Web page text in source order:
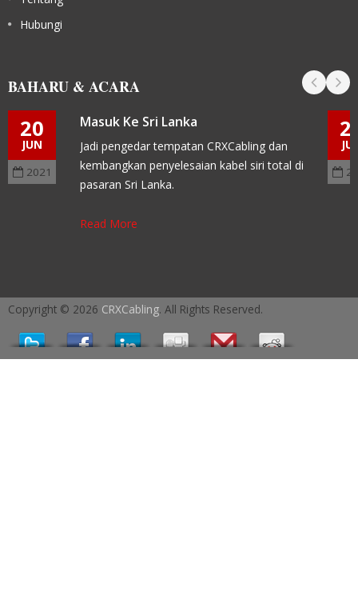
Hubungi
BAHARU & ACARA
20
JUN
2021
Masuk Ke Sri Lanka
Jadi pengedar tempatan CRXCabling dan
kembangkan penyelesaian kabel siri total di
pasaran Sri Lanka.
Read More
Copyright © 2026 CRXCabling. All Rights Reserved.